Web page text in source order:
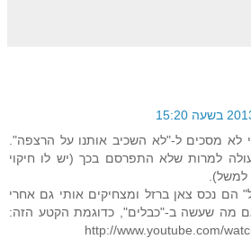
לא מסכים ל-"לא השכיב אותנו על הרצפה".
למרות שלא התפרסם בכך (יש לו חיקוי
למשל).
הם נכס צאן ברזל ומצחיקים אותי גם אחרי
מה שעשה ב-"כבלים", כדוגמת הקטע הזה:
http://www.youtube.com/